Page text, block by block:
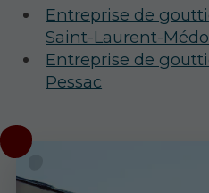
Entreprise de
Saint-Laurent-
Entreprise de
Pessac